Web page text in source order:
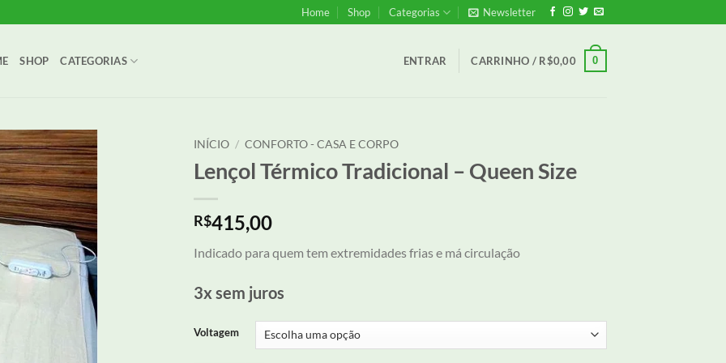
Home Shop Categorias Newsletter
SHOP CATEGORIAS ENTRAR CARRINHO / R$0,00 0
Adicionar
aos meus
desejos
INÍCIO / CONFORTO - CASA E CORPO
Lençol Térmico Tradicional – Queen Size
R$415,00
Indicado para quem tem extremidades frias e má circulação
3x sem juros
Voltagem